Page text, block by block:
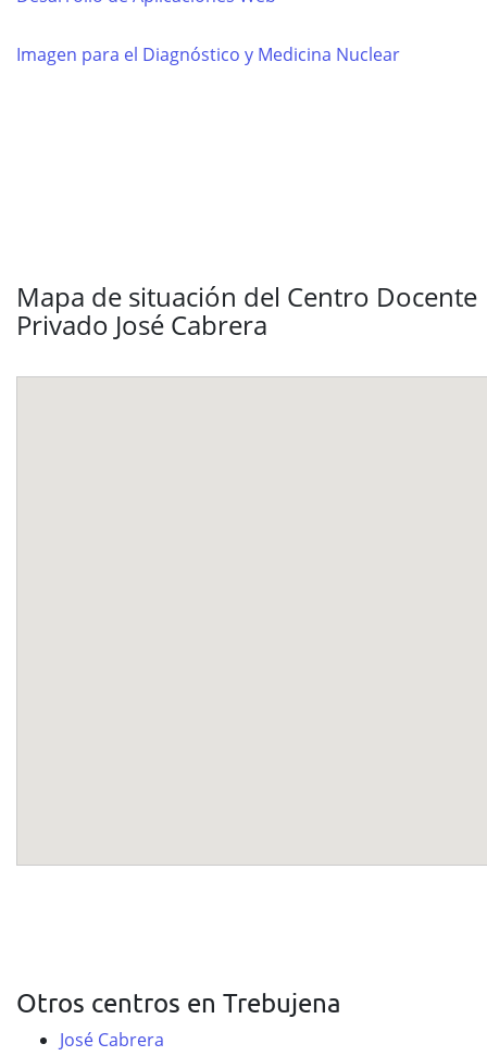
Imagen para el Diagnóstico y Medicina Nuclear
Mapa de situación del Centro Docente
Privado José Cabrera
Otros centros en Trebujena
José Cabrera